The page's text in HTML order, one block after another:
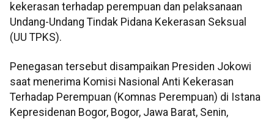
kekerasan terhadap perempuan dan pelaksanaan
Undang-Undang Tindak Pidana Kekerasan Seksual
(UU TPKS).
Penegasan tersebut disampaikan Presiden Jokowi
saat menerima Komisi Nasional Anti Kekerasan
Terhadap Perempuan (Komnas Perempuan) di Istana
Kepresidenan Bogor, Bogor, Jawa Barat, Senin,